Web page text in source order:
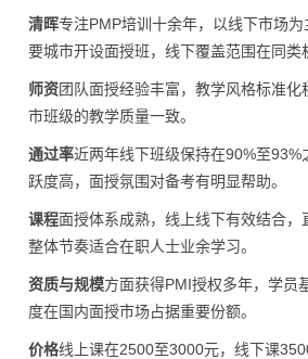
清晖专注PMP培训十余年，以线下市场
要城市开设面授班，线下覆盖范围在同类
师资团队面授经验丰富，教学风格标准
市班级的教学质量一致。
通过率近两年线下班级保持在90%至93%
跃度高，面授氛围对备考有明显帮助。
课程面授体系成熟，线上线下有效结合，
整体节奏适合在职人士业余学习。
资质与规模方面获得PMI授权多年，学员
度在国内面授市场占据重要份额。
价格线上课在2500至3000元，线下课